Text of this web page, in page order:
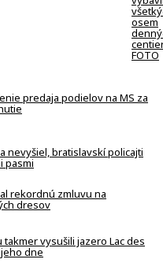
osem
FOTO
predaja podielov na MS za
nevyšiel, bratislavskí policajti
pasmi
rekordnú zmluvu na
dresov
takmer vysušili jazero Lac des
dne